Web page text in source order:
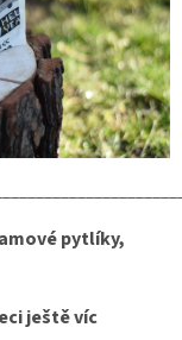
pytlíky,
ještě víc